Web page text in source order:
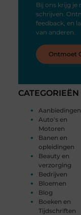
CATEGORIEËN
Aanbiedingen
Auto's en
Motoren
Banen en
opleidingen
Beauty en
verzorging
Bedrijven
Bloemen
Blog
Boeken en
Tijdschriften
Bij ons krijg je
schrijven.
feedback, en
van anderen.
Ontmoet